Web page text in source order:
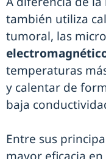
también utiliza
tumoral, las
temperaturas
y calentar de
baja
Entre sus